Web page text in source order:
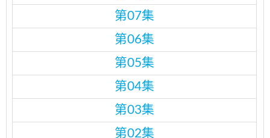
第07集
第06集
第05集
第04集
第03集
第02集